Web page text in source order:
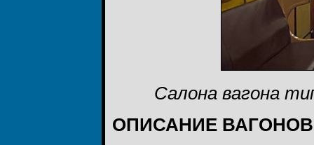
Салона вагона
ОПИСАНИЕ